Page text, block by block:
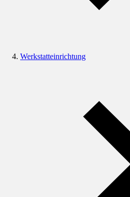
Werkstatteinrichtung